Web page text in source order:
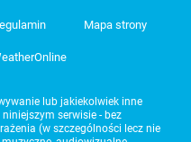
Mapa strony
lub jakiekolwiek inne
serwisie - bez
(w szczególności lecz nie